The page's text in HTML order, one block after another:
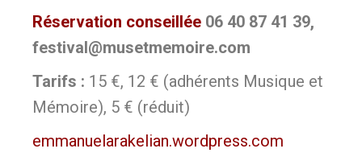
Réservation conseillée 06 40 87 41 39,
festival@musetmemoire.com
Tarifs : 15 €, 12 € (adhérents Musique et
Mémoire), 5 € (réduit)
emmanuelarakelian.wordpress.com